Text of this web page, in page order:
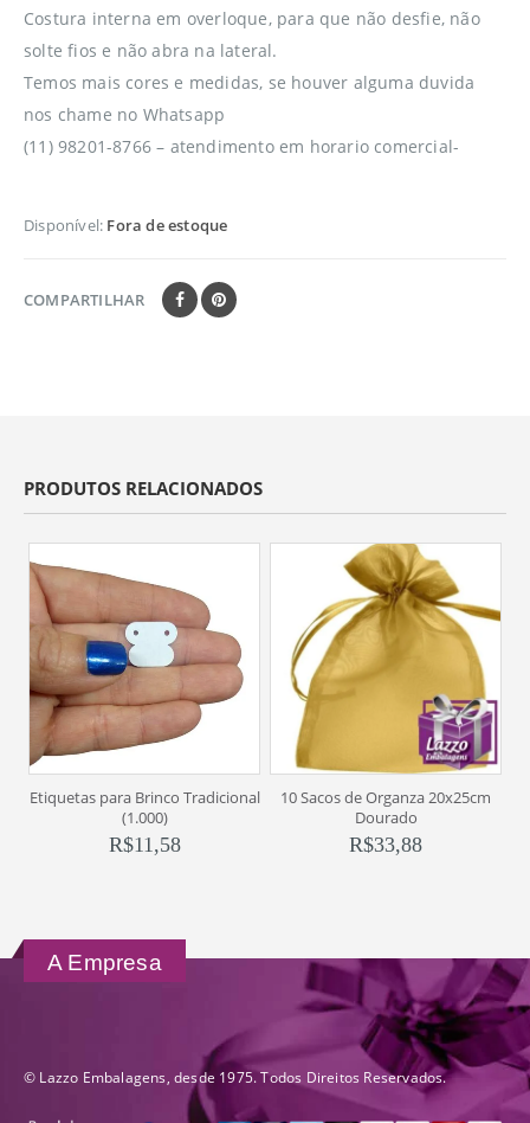
Costura interna em overloque, para que não desfie, não
solte fios e não abra na lateral.
Temos mais cores e medidas, se houver alguma duvida
nos chame no Whatsapp
(11) 98201-8766 – atendimento em horario comercial-
Disponível: Fora de estoque
COMPARTILHAR
PRODUTOS RELACIONADOS
Etiquetas para Brinco Tradicional
(1.000)
R$11,58
10 Sacos de Organza 20x25cm
Dourado
R$33,88
A Empresa
© Lazzo Embalagens, desde 1975. Todos Direitos Reservados.